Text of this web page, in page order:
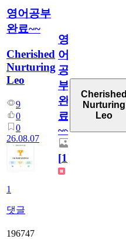
영어공부
완료~~
Cherished
Nurturing
Leo
9
0
0
26.08.07
1
댓글
영
어
공
부
완
료
~~
[1]
Cherished
Nurturing
Leo
196747